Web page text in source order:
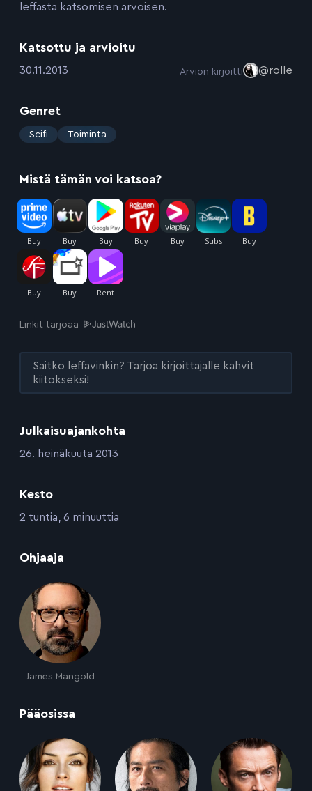
Julkaisuajankohta
:26. heinäkuuta 2013
Kesto
:2 tuntia, 6 minuuttia
Ohjaaja
James Mangold
Pääosissa
leffasta katsomisen arvoisen.
Katsottu ja arvioitu
:30.11.2013 Arvion kirjoitti @rolle
Genret
: Scifi Toiminta
Mistä tämän voi katsoa?
Linkit tarjoaa
Saitko leffavinkin? Tarjoa kirjoittajalle kahvit
kiitokseksi!